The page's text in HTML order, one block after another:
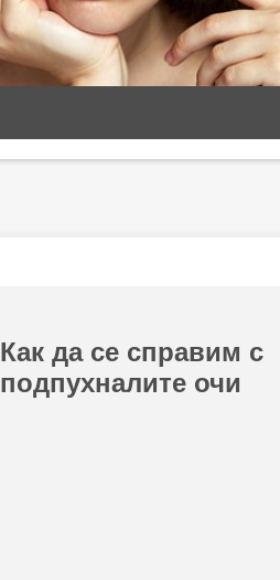
Как да се справим с
подпухналите очи